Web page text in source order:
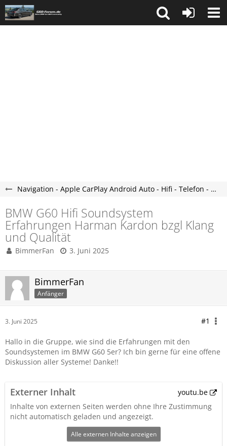
Navigation - Apple CarPlay Android Auto - Hifi - Telefon - G60 - G61 Forum
BMW G60 Hifi Soundsystem
Erfahrungen Harman Kardon bzgl Klang
und Qualität
BimmerFan 3. Juni 2025
BimmerFan
Anfänger
3. Juni 2025 #1
Hallo in die Gruppe, wie sind die Erfahrungen mit den
Soundsystemen im BMW G60 5er? Ich bin gerne für eine offene
Diskussion aller Systeme! Danke!!
Externer Inhalt
youtu.be
Inhalte von externen Seiten werden ohne Ihre Zustimmung
nicht automatisch geladen und angezeigt.
Alle externen Inhalte anzeigen